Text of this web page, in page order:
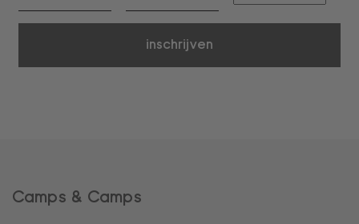
inschrijven
Camps & Camps